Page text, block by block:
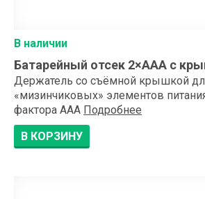
В наличии
Батарейный отсек 2×АAA с
Держатель со съёмной крышкой
«мизинчиковых» элементов
фактора AAA Подробнее
В КОРЗИНУ